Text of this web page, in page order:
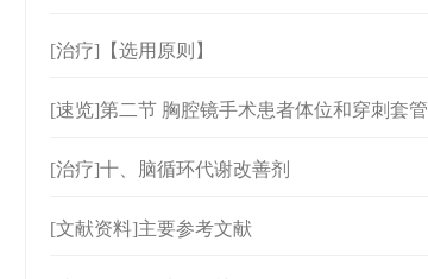
[治疗]【选用原则】
[速览]第二节 胸腔镜手术患者体位和穿刺套管
[治疗]十、脑循环代谢改善剂
[文献资料]主要参考文献